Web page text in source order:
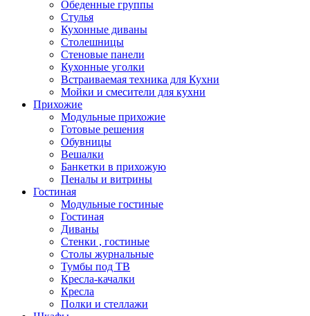
Обеденные группы
Стулья
Кухонные диваны
Столешницы
Стеновые панели
Кухонные уголки
Встраиваемая техника для Кухни
Мойки и смесители для кухни
Прихожие
Модульные прихожие
Готовые решения
Обувницы
Вешалки
Банкетки в прихожую
Пеналы и витрины
Гостиная
Модульные гостиные
Гостиная
Диваны
Стенки , гостиные
Столы журнальные
Тумбы под ТВ
Кресла-качалки
Кресла
Полки и стеллажи